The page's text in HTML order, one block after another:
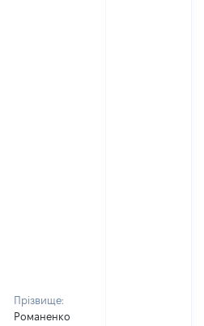
Прізвище:
Романенко